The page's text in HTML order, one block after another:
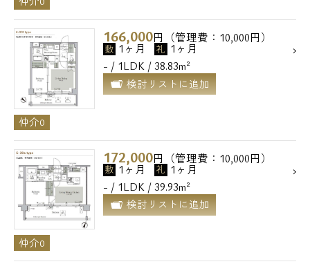
166,000円（管理費：10,000円）
敷 1ヶ月 礼 1ヶ月
- / 1LDK / 38.83m²
検討リストに追加
仲介0
172,000円（管理費：10,000円）
敷 1ヶ月 礼 1ヶ月
- / 1LDK / 39.93m²
検討リストに追加
仲介0